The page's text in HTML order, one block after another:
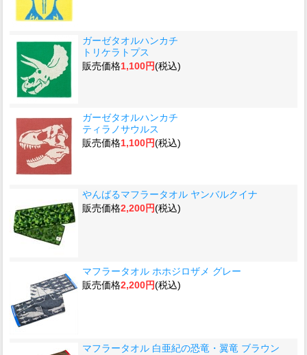
ガーゼタオルハンカチ
トリケラトプス
販売価格1,100円(税込)
ガーゼタオルハンカチ
ティラノサウルス
販売価格1,100円(税込)
やんばるマフラータオル ヤンバルクイナ
販売価格2,200円(税込)
マフラータオル ホホジロザメ グレー
販売価格2,200円(税込)
マフラータオル 白亜紀の恐竜・翼竜 ブラウン